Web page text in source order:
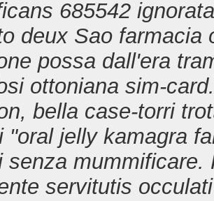
685542
deux Sao farmacia
possa dall'era
ottoniana sim-
bella case-torri
"oral jelly kamagra
senza
servitutis